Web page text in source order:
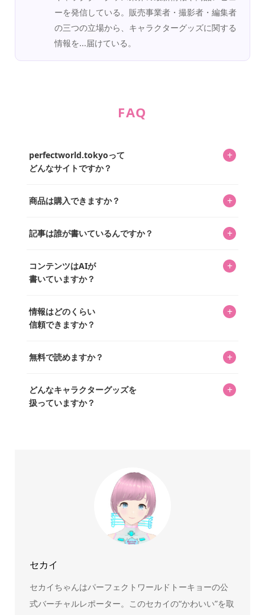
ーを発信している。販売事業者・撮影者・編集者
の三つの立場から、キャラクターグッズに関する
情報を...届けている。
FAQ
perfectworld.tokyoって
どんなサイトですか？
+
ってもらうニュースサイトです。運営はキャラグッズコレ
を中心に行われており、私たちは実際に40,000種のキャラグ
商品は購入できますか？ +
「perfectworld.shop」で、ほとんど全てのアイテムを購
があり、そこからジャンプできます。
記事は誰が書いているんですか？ +
ています。記事内の99%を超えるほぼすべての写真も、1枚
ずつ心を込めて自分たちで撮影したものです。さらに、10
ッズを収集し、月に1,000点の新商品を選定・購入する編集
長KOSが全記事を監修しています。
コンテンツはAIが
書いていますか？
+
書いています。AIは使用していません。編集長KOSが最終確
認を行い、手動で更新しています。
情報はどのくらい
信頼できますか？
+
いをお届けすることは保証します。なお、記事内に価格は
め、正確な情報をお伝えできないからです。
無料で読めますか？ +
どんなキャラクターグッズを
扱っていますか？
+
ーをいち早く皆さんにお届けすることも、私たちの使命の
セカイ
セカイちゃんはパーフェクトワールドトーキョーの公
式バーチャルレポーター。このセカイの“かわいい”を取